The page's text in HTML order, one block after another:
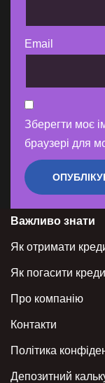
Email
Зберегти моє
браузері для
Важливо знати
Як отримати
Як погасити
Про компанію
Контакти
Політика
Депозитний